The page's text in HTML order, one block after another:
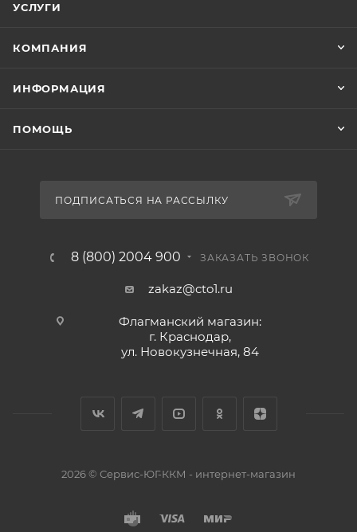
УСЛУГИ
КОМПАНИЯ
ИНФОРМАЦИЯ
ПОМОЩЬ
ПОДПИСАТЬСЯ НА РАССЫЛКУ
8 (800) 2004 900 ЗАКАЗАТЬ ЗВОНОК
zakaz@cto1.ru
Флагманский магазин:
г. Краснодар,
ул. Новокузнечная, 84
2026 © Сервис-ЮГ-ККМ - интернет-магазин